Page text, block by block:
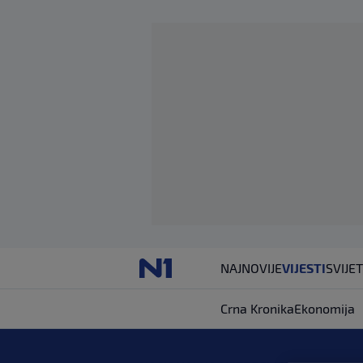
NAJNOVIJEVIJESTISVIJET
Crna KronikaEkonomija